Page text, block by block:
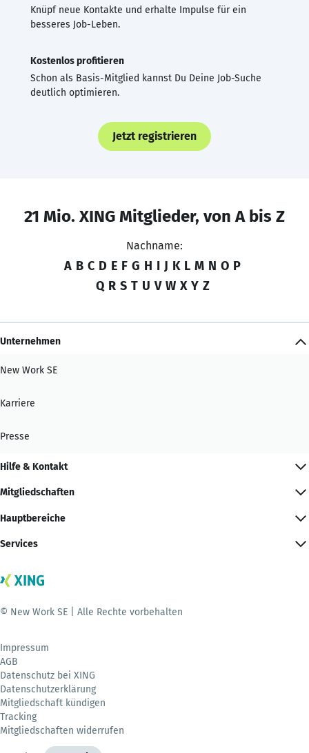
Knüpf neue Kontakte und erhalte Impulse für ein
besseres Job-Leben.
Kostenlos profitieren
Schon als Basis-Mitglied kannst Du Deine Job-Suche
deutlich optimieren.
Jetzt registrieren
21 Mio. XING Mitglieder, von A bis Z
Nachname:
A B C D E F G H I J K L M N O P
Q R S T U V W X Y Z
Unternehmen
New Work SE
Karriere
Presse
Hilfe & Kontakt
Mitgliedschaften
Hauptbereiche
Services
© New Work SE | Alle Rechte vorbehalten
Impressum
AGB
Datenschutz bei XING
Datenschutzerklärung
Mitgliedschaft kündigen
Tracking
Mitgliedschaften widerrufen